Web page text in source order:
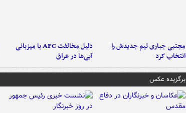
مجتبی جباری تیم جدیدش را
انتخاب کرد
دلیل مخالفت AFC با میزبانی
آبی‌ها در عراق
برگزیده عکس